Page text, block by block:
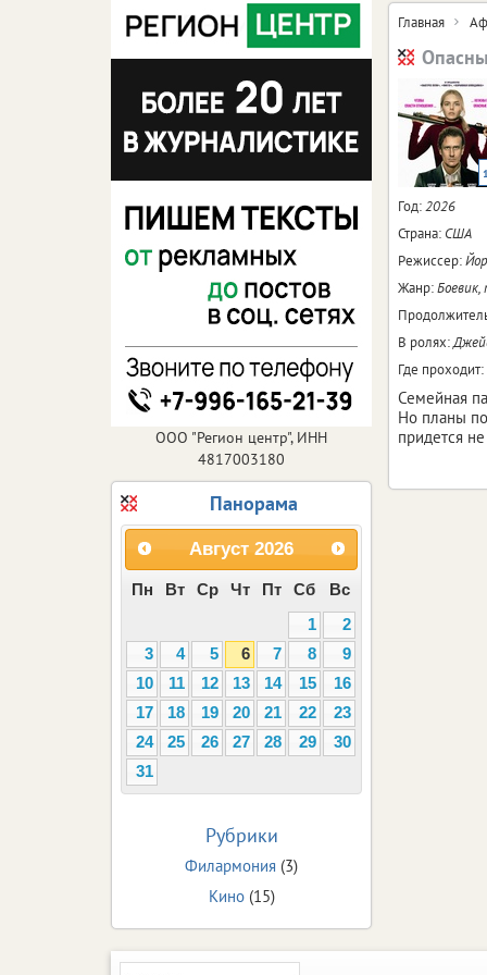
Главная
Год:2026
Страна: США
Режиссер:
Жанр:Боевик,
В ролях:
Где проходит:
Семейная
Но планы
придется
ООО "Регион центр", ИНН
4817003180
Панорама
Август 2026
Пн Вт Ср Чт Пт Сб
Вс
1
2
3
4 5 6 7 8
9
10
11 12 13 14 15
16
17
18 19 20 21 22
23
24
25 26 27 28 29
30
31
Рубрики
Филармония (3)
Кино(15)